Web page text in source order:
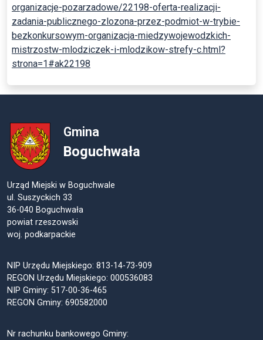
organizacje-pozarzadowe/22198-oferta-realizacji-
zadania-publicznego-zlozona-przez-podmiot-w-trybie-
bezkonkursowym-organizacja-miedzywojewodzkich-
mistrzostw-mlodziczek-i-mlodzikow-strefy-c.html?
strona=1#ak22198
Gmina
Boguchwała
Urząd Miejski w Boguchwale
ul. Suszyckich 33
36-040 Boguchwała
powiat rzeszowski
woj. podkarpackie
NIP Urzędu Miejskiego: 813-14-73-909
REGON Urzędu Miejskiego: 000536083
NIP Gminy: 517-00-36-465
REGON Gminy: 690582000
Nr rachunku bankowego Gminy: